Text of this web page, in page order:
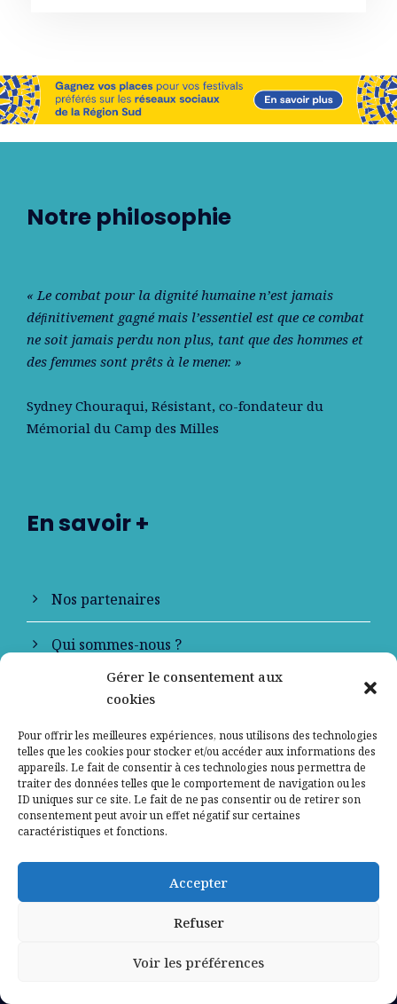
Gérer le consentement aux
cookies
Pour offrir les meilleures expériences, nous utilisons des technologies
telles que les cookies pour stocker et/ou accéder aux informations des
appareils. Le fait de consentir à ces technologies nous permettra de
traiter des données telles que le comportement de navigation ou les
ID uniques sur ce site. Le fait de ne pas consentir ou de retirer son
consentement peut avoir un effet négatif sur certaines
caractéristiques et fonctions.
Accepter
Refuser
Voir les préférences
Notre philosophie
« Le combat pour la dignité humaine n’est jamais
déﬁnitivement gagné mais l’essentiel est que ce combat
ne soit jamais perdu non plus, tant que des hommes et
des femmes sont prêts à le mener. »
Sydney Chouraqui, Résistant, co-fondateur du
Mémorial du Camp des Milles
En savoir +
Nos partenaires
Qui sommes-nous ?
Contactez-nous
Mentions légales
Politique de confidentialité